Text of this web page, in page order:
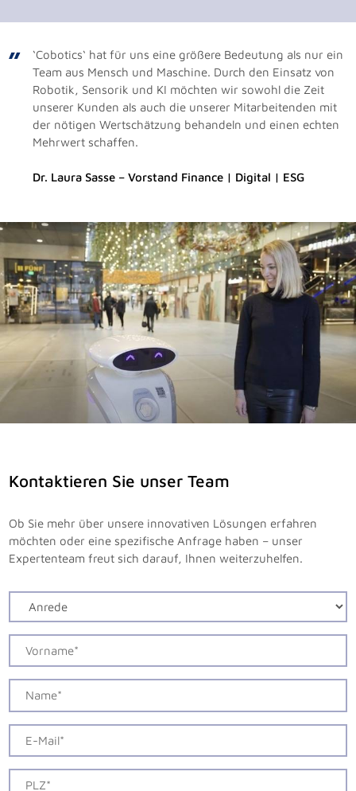
‘Cobotics‘ hat für uns eine größere Bedeutung als nur ein
Team aus Mensch und Maschine. Durch den Einsatz von
Robotik, Sensorik und KI möchten wir sowohl die Zeit
unserer Kunden als auch die unserer Mitarbeitenden mit
der nötigen Wertschätzung behandeln und einen echten
Mehrwert schaffen.
Dr. Laura Sasse – Vorstand Finance | Digital | ESG
Kontaktieren Sie unser Team
Ob Sie mehr über unsere innovativen Lösungen erfahren
möchten oder eine spezifische Anfrage haben – unser
Expertenteam freut sich darauf, Ihnen weiterzuhelfen.